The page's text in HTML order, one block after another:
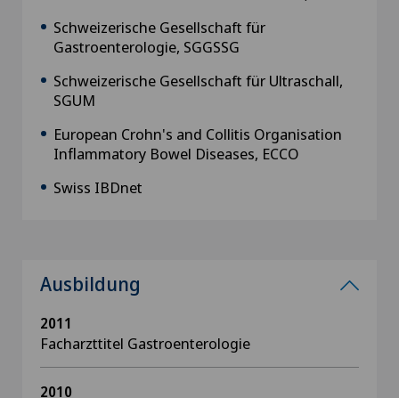
Schweizerische Gesellschaft für
Gastroenterologie, SGGSSG
Schweizerische Gesellschaft für Ultraschall,
SGUM
European Crohn's and Collitis Organisation
Inflammatory Bowel Diseases, ECCO
Swiss IBDnet
Ausbildung
2011
Facharzttitel Gastroenterologie
2010